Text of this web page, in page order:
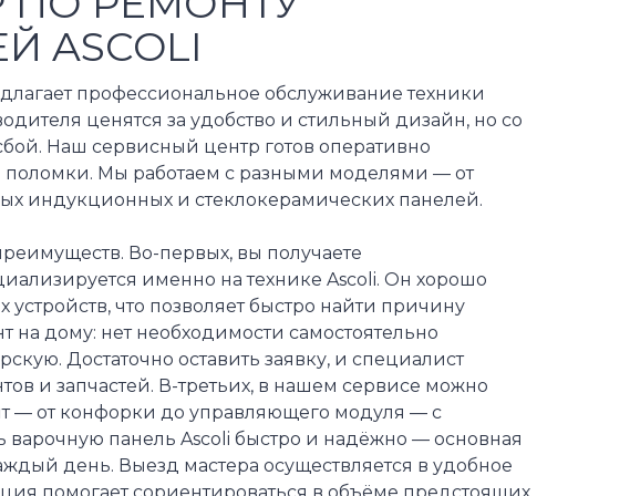
ASCOLI
профессиональное обслуживание техники
ценятся за удобство и стильный дизайн, но со
Наш сервисный центр готов оперативно
поломки. Мы работаем с разными моделями — от
индукционных и стеклокерамических панелей.
Во-первых, вы получаете
именно на технике Ascoli. Он хорошо
что позволяет быстро найти причину
дому: нет необходимости самостоятельно
Достаточно оставить заявку, и специалист
и запчастей. В-третьих, в нашем сервисе можно
— от конфорки до управляющего модуля — с
панель Ascoli быстро и надёжно — основная
день. Выезд мастера осуществляется в удобное
помогает сориентироваться в объёме предстоящих